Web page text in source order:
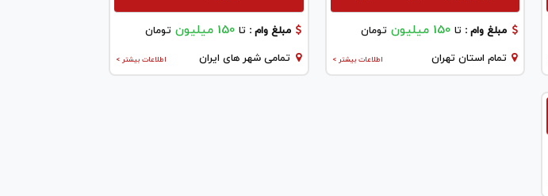
مبلغ وام : تا 150 میلیون تومان
اطلاعات بیشتر > تمام استان تهران
مبلغ وام :تا 150 میلیون تومان
اطلاعات بیشتر > تمامی شهر های ایران